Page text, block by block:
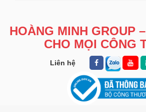
HOÀNG MINH GROUP
CHO MỌI CÔNG
Liên hệ